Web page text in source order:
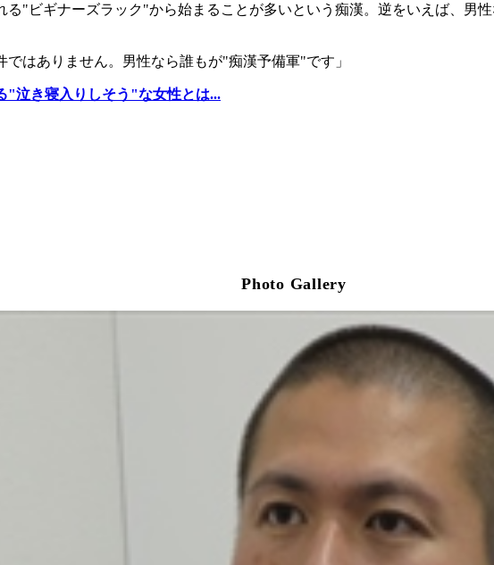
る" ビギナーズラック"から始まることが多いという痴漢。逆をいえば、男
はありません。男性なら誰もが"痴漢予備軍"です」
"泣き寝入りしそう"な女性とは...
Photo Gallery